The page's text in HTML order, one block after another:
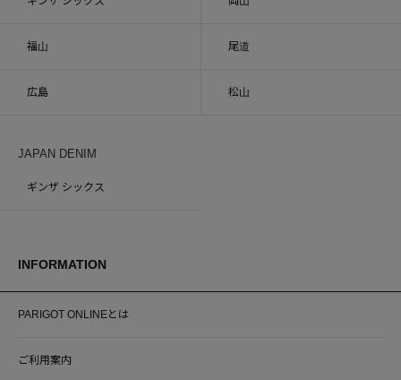
福山 尾道
広島 松山
JAPAN DENIM
ギンザ シックス
INFORMATION
PARIGOT ONLINEとは
ご利用案内